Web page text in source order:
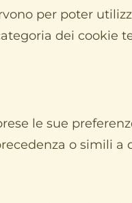
per poter
dei cookie
le sue
o simili a